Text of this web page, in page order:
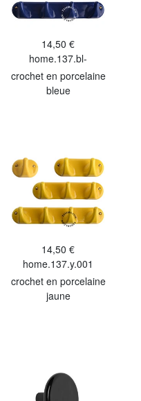
14,50 €
home.137.bl-
crochet en porcelaine
bleue
14,50 €
home.137.y.001
crochet en porcelaine
jaune